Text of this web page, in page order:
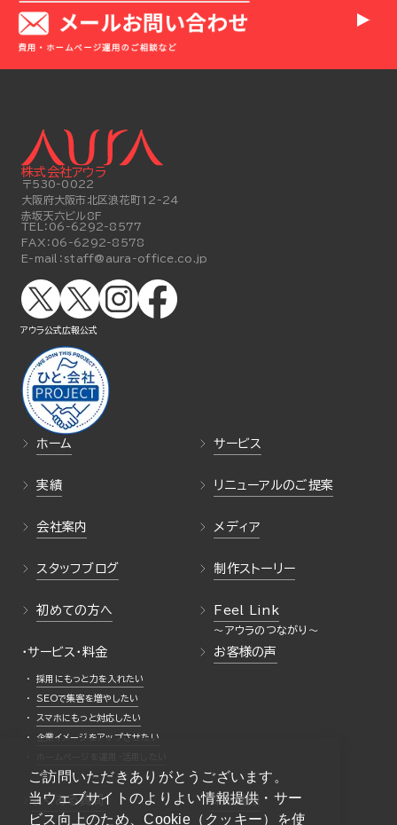
ご訪問いただきありがとうございます。
当ウェブサイトのよりよい情報提供・サー
ビス向上のため、Cookie（クッキー）を使
ホーム サービス
実績 リニューアルのご提案
会社案内 メディア
スタッフブログ 制作ストーリー
初めての方へ Feel Link
・サービス・料金
採用にもっと力を入れたい
SEOで集客を増やしたい
スマホにもっと対応したい
企業イメージをアップさせたい
お客様の声
よくある質問 採用情報
株式会社アウラ
〒530-0022
大阪府大阪市北区浪花町12-24
赤坂天六ビル8F
TEL： 06-6292-8577
FAX： 06-6292-8578
E-mail： staff@aura-office.co.jp
アウラ公式 広報公式